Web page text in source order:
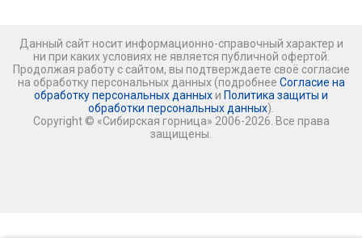
Данный сайт носит информационно-справочный характер и
ни при каких условиях не является публичной офертой.
Продолжая работу с сайтом, вы подтверждаете своё согласие
на обработку персональных данных (подробнее Согласие на
обработку персональных данных и Политика защиты и
обработки персональных данных).
Copyright © «Сибирская горница» 2006-2026. Все права
защищены.